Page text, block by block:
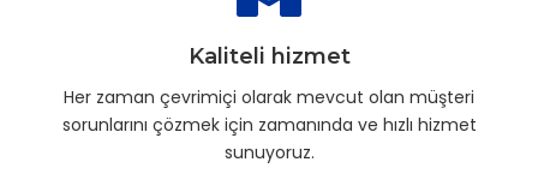
Kaliteli hizmet
Her zaman çevrimiçi olarak mevcut olan müşteri
sorunlarını çözmek için zamanında ve hızlı hizmet
sunuyoruz.